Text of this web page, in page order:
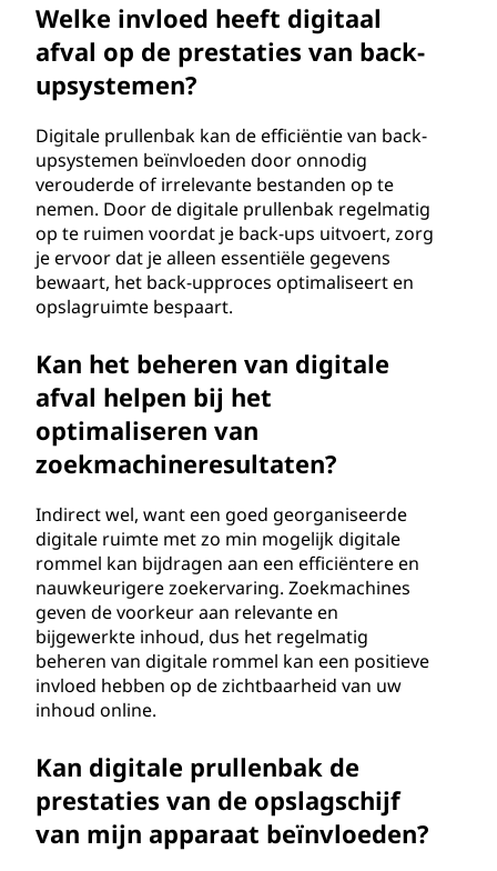
Welke invloed heeft digitaal
afval op de prestaties van back-
upsystemen?
Digitale prullenbak kan de efficiëntie van back-
upsystemen beïnvloeden door onnodig
verouderde of irrelevante bestanden op te
nemen. Door de digitale prullenbak regelmatig
op te ruimen voordat je back-ups uitvoert, zorg
je ervoor dat je alleen essentiële gegevens
bewaart, het back-upproces optimaliseert en
opslagruimte bespaart.
Kan het beheren van digitale
afval helpen bij het
optimaliseren van
zoekmachineresultaten?
Indirect wel, want een goed georganiseerde
digitale ruimte met zo min mogelijk digitale
rommel kan bijdragen aan een efficiëntere en
nauwkeurigere zoekervaring. Zoekmachines
geven de voorkeur aan relevante en
bijgewerkte inhoud, dus het regelmatig
beheren van digitale rommel kan een positieve
invloed hebben op de zichtbaarheid van uw
inhoud online.
Kan digitale prullenbak de
prestaties van de opslagschijf
van mijn apparaat beïnvloeden?